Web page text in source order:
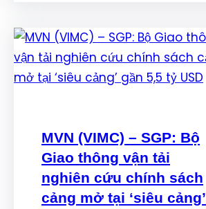
MVN (VIMC) – SGP: Bộ
Giao thông vận tải
nghiên cứu chính sách
cảng mở tại ‘siêu cảng’